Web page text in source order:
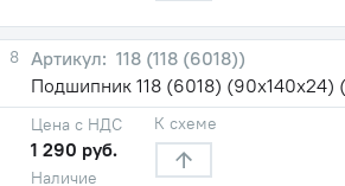
8
118 (118 (6018))
Подшипник 118 (6018) (90х140х24)
Наличие
Цена с НДС
1 290 руб.
К схеме